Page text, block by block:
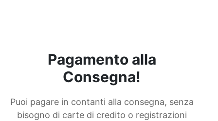
Pagamento alla
Consegna!
Puoi pagare in contanti alla consegna, senza
bisogno di carte di credito o registrazioni